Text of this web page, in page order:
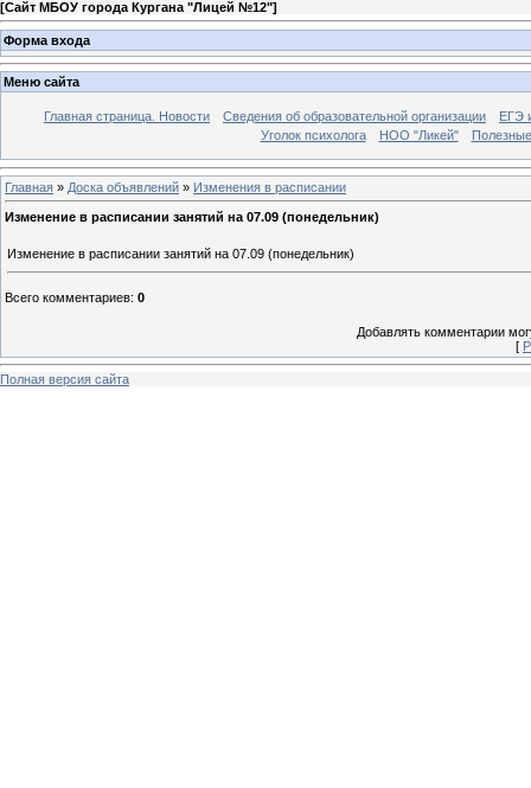
[Сайт МБОУ города Кургана "Лицей №12"]
Форма входа
Меню сайта
Главная страница. Новости Сведения об образовательной организации
ЕГЭ
Уголок психолога
НОО "Ликей"
Главная » Доска объявлений » Изменения в расписании
Изменение в расписании занятий на 07.09 (понедельник)
Изменение в расписании занятий на 07.09 (понедельник)
Всего комментариев: 0
Добавлять комментарии
[
Полная версия сайта